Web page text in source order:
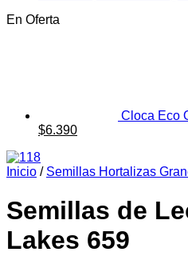
En Oferta
Cloca Eco
El
original
era:
$6.390El
es:
Inicio / Semillas Hortalizas
Semillas de
Lakes 659